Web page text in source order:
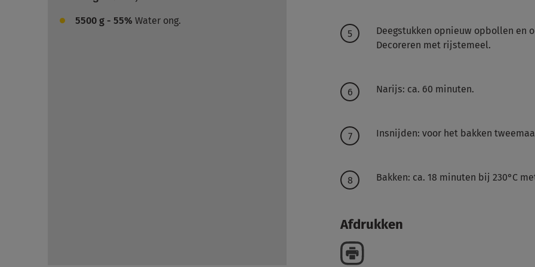
5500 g - 55% Water ong.
Deegstukken opnieuw opbollen en
Decoreren met rijstemeel.
Narijs: ca. 60 minuten.
Insnijden: voor het bakken
Bakken: ca. 18 minuten bij 230°C
Afdrukken